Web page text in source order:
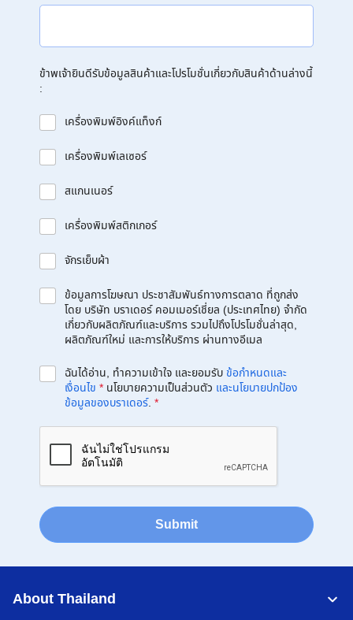
ข้าพเจ้ายินดีรับข้อมูลสินค้าและโปรโมชั่นเกี่ยวกับสินค้าด้านล่างนี้
:
เครื่องพิมพ์อิงค์แท็งก์
เครื่องพิมพ์เลเซอร์
สแกนเนอร์
เครื่องพิมพ์สติกเกอร์
จักรเย็บผ้า
ข้อมูลการโฆษณา ประชาสัมพันธ์ทางการตลาด ที่ถูกส่ง
โดย บริษัท บราเดอร์ คอมเมอร์เชี่ยล (ประเทศไทย) จำกัด
เกี่ยวกับผลิตภัณฑ์และบริการ รวมไปถึงโปรโมชั่นล่าสุด,
ผลิตภัณฑ์ใหม่ และการให้บริการ ผ่านทางอีเมล
ฉันได้อ่าน, ทำความเข้าใจ และยอมรับข้อกำหนดและ
เงื่อนไข * นโยบายความเป็นส่วนตัว และนโยบายปกป้อง
ข้อมูลของบราเดอร์. *
Submit
About Thailand